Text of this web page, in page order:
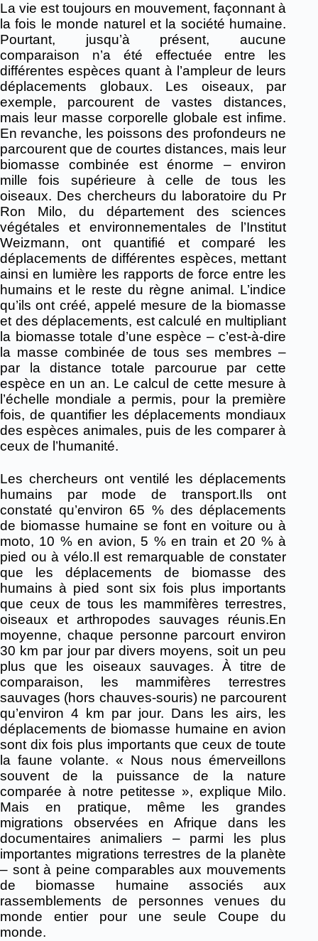
La vie est toujours en mouvement, façonnant à
la fois le monde naturel et la société humaine.
Pourtant, jusqu’à présent, aucune
comparaison n’a été effectuée entre les
différentes espèces quant à l’ampleur de leurs
déplacements globaux. Les oiseaux, par
exemple, parcourent de vastes distances,
mais leur masse corporelle globale est infime.
En revanche, les poissons des profondeurs ne
parcourent que de courtes distances, mais leur
biomasse combinée est énorme – environ
mille fois supérieure à celle de tous les
oiseaux. Des chercheurs du laboratoire du Pr
Ron Milo, du département des sciences
végétales et environnementales de l’Institut
Weizmann, ont quantifié et comparé les
déplacements de différentes espèces, mettant
ainsi en lumière les rapports de force entre les
humains et le reste du règne animal. L’indice
qu’ils ont créé, appelé mesure de la biomasse
et des déplacements, est calculé en multipliant
la biomasse totale d’une espèce – c’est-à-dire
la masse combinée de tous ses membres –
par la distance totale parcourue par cette
espèce en un an. Le calcul de cette mesure à
l’échelle mondiale a permis, pour la première
fois, de quantifier les déplacements mondiaux
des espèces animales, puis de les comparer à
ceux de l’humanité.
Les chercheurs ont ventilé les déplacements
humains par mode de transport.Ils ont
constaté qu’environ 65 % des déplacements
de biomasse humaine se font en voiture ou à
moto, 10 % en avion, 5 % en train et 20 % à
pied ou à vélo.Il est remarquable de constater
que les déplacements de biomasse des
humains à pied sont six fois plus importants
que ceux de tous les mammifères terrestres,
oiseaux et arthropodes sauvages réunis.En
moyenne, chaque personne parcourt environ
30 km par jour par divers moyens, soit un peu
plus que les oiseaux sauvages. À titre de
comparaison, les mammifères terrestres
sauvages (hors chauves-souris) ne parcourent
qu’environ 4 km par jour. Dans les airs, les
déplacements de biomasse humaine en avion
sont dix fois plus importants que ceux de toute
la faune volante. « Nous nous émerveillons
souvent de la puissance de la nature
comparée à notre petitesse », explique Milo.
Mais en pratique, même les grandes
migrations observées en Afrique dans les
documentaires animaliers – parmi les plus
importantes migrations terrestres de la planète
– sont à peine comparables aux mouvements
de biomasse humaine associés aux
rassemblements de personnes venues du
monde entier pour une seule Coupe du
monde.